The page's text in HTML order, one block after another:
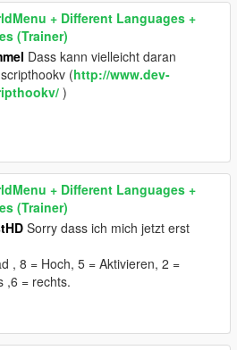
+ Different Languages +
(Trainer)
Dass kann vielleicht daran
(http://www.dev-
)
+ Different Languages +
(Trainer)
Sorry dass ich mich jetzt erst
, 8 = Hoch, 5 = Aktivieren, 2 =
,6 = rechts.